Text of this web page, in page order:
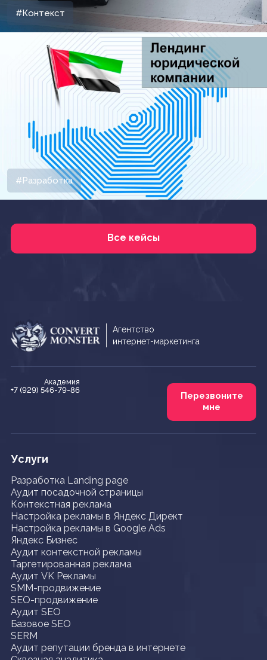
#Контекст
#Разработка
Все кейсы
Агентство
интернет-маркетинга
Академия
+7 (929) 546-79-86
Перезвоните
мне
Услуги
Разработка Landing page
Аудит посадочной страницы
Контекстная реклама
Настройка рекламы в Яндекс Директ
Настройка рекламы в Google Ads
Яндекс Бизнес
Аудит контекстной рекламы
Таргетированная реклама
Аудит VK Рекламы
SMM-продвижение
SEO-продвижение
Аудит SEO
Базовое SEO
SERM
Аудит репутации бренда в интернете